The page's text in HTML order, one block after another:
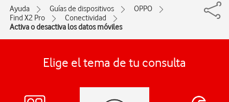
Ayuda Guías de dispositivos
OPPO
Find X2 Pro
Conectividad
Activa o desactiva los datos móviles
Elige el tema de tu consulta